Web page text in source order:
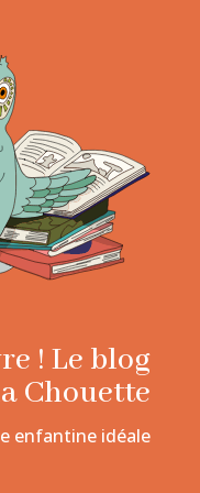
! Le blog
Chouette
enfantine idéale